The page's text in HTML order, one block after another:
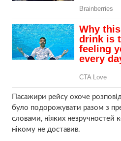
Пасажири рейсу охоче
було подорожувати разом з
словами, ніяких незручностей
нікому не доставив.